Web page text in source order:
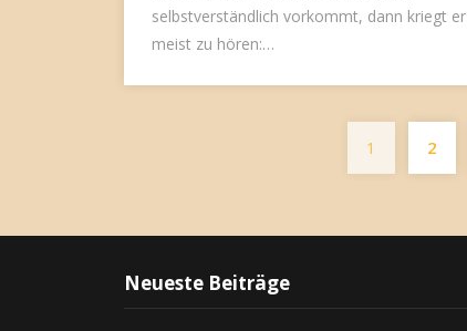
selbstverständlich vorkommt, dann kriegt er
meist zu hören:…
1 2
Neueste Beiträge